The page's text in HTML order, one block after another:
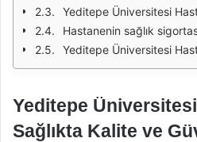
Yeditepe Üniversitesi
Hastanenin sağlık
Yeditepe Üniversitesi Hastanesi'nde
Yeditepe
Sağlıkta Kalite ve